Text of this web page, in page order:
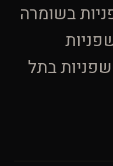
בשומרה
בתל